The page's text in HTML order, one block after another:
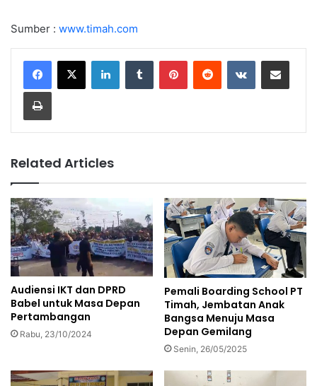
Sumber : www.timah.com
LinkedInTumblr PinterestReddit VKontakteShare via Email
Print
Related Articles
Audiensi IKT dan DPRD
Babel untuk Masa Depan
Pertambangan
Rabu, 23/10/2024
Pemali Boarding School PT
Timah, Jembatan Anak
Bangsa Menuju Masa
Depan Gemilang
Senin, 26/05/2025